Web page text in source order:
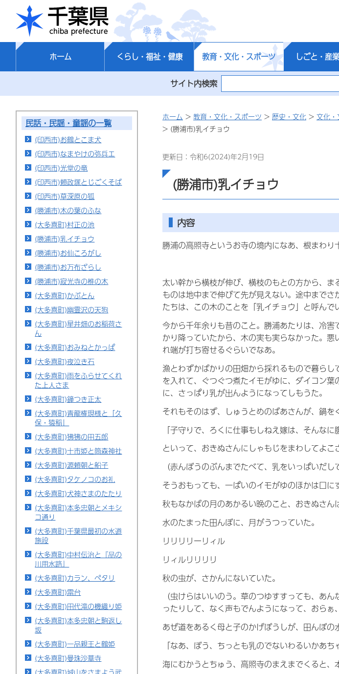
千葉県
ホーム くらし・福祉・健康 教育・文化・スポーツ しごと・産
サイト内検索
民話・民謡・童謡の一覧
(印西市)お鶴とこま犬
(印西市)なまやけの弥兵エ
(印西市)光堂の竜
(印西市)頼政塚とじごくそば
(印西市)草深原の狐
(勝浦市)木の葉のふな
(大多喜町)村正の池
(勝浦市)乳イチョウ
(勝浦市)お仙ころがし
(勝浦市)お万布ざらし
(勝浦市)寂光寺の椎の木
(大多喜町)かぶとん
(大多喜町)幽霊沢の天狗
(大多喜町)星井畑のお稲荷さ
ん
(大多喜町)おみねとかっぱ
(大多喜町)夜泣き石
(大多喜町)雨をふらせてくれ
た上人さま
(大多喜町)鐘つき正太
(大多喜町)青龍権現様と「久
保・猿稲」
(大多喜町)狒狒の田五郎
(大多喜町)十市姫と筒森神社
(大多喜町)源頼朝と船子
(大多喜町)タケノコのお礼
(大多喜町)犬神さまのたたり
(大多喜町)本多忠朝とメキシ
コ通り
(大多喜町)千葉県最初の水道
施設
(大多喜町)中村伝治と『品の
川用水路』
(大多喜町)カラン、ペタリ
(大多喜町)雷台
(大多喜町)田代滝の機織り姫
(大多喜町)本多忠朝と駒返し
坂
(大多喜町)一品親王と鶴姫
(大多喜町)曼珠沙華寺
ホーム > 教育・文化・スポーツ > 歴史・文化 > 文化
> (勝浦市)乳イチョウ
更新日：令和6(2024)年2月19日
(勝浦市)乳イチョウ
内容
勝浦の高照寺というお寺の境内になあ、根まわり
太い幹から横枝が伸び、横枝のもとの方から、
ものは地中まで伸びて先が見えない。途中まで
たちは、この木のことを「乳イチョウ」と呼んで
今から千年余りも昔のこと。勝浦あたりは、冷
かり降っていたから、木の実も実らなかった。
れ端が打ち寄せるぐらいでなあ。
漁とわずかばかりの田畑から採れるもので暮ら
を入れて、ぐつぐつ煮たイモがゆに、ダイコン
に、さっぱり乳が出んようになってしもうた。
それもそのはず、しゅうとめのばあさんが、鍋を
「子守りで、ろくに仕事もしねえ嫁は、そんなに
といって、おきぬさんにしゃもじをまわしてよこ
（赤んぼうのぶんまでたべて、乳をいっぱいだし
そうおもっても、一ぱいのイモがゆのほかは口
秋もなかばの月のあかるい晩のこと、おきぬさん
水のたまった田んぼに、月がうつっていた。
リリリリーリィル
リィルリリリリ
秋の虫が、さかんにないていた。
（虫けらはいいのう。草のつゆすすっても、あ
ったりして、なく声もでんようになって、おら
あぜ道をあるく母と子のかげぼうしが、田んぼの
「なあ、ぼう、ちっとも乳のでないわるいかあち
海にむかうとちゅう、高照寺のまえまでくると、